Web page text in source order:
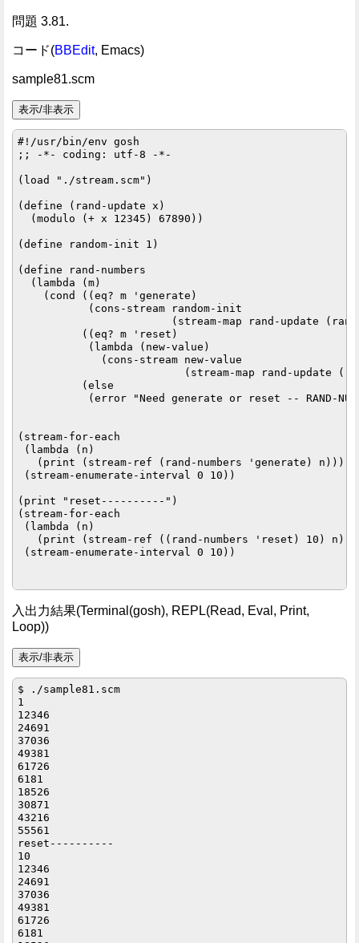
問題 3.81.
コード(BBEdit, Emacs)
sample81.scm
#!/usr/bin/env gosh
;; -*- coding: utf-8 -*-
(load "./stream.scm")
(define (rand-update x)
  (modulo (+ x 12345) 67890))
(define random-init 1)
(define rand-numbers
  (lambda (m)
    (cond ((eq? m 'generate)
           (cons-stream random-init
(stream-map rand-update
          ((eq? m 'reset)
           (lambda (new-value)
             (cons-stream new-value
(stream-map rand-update
          (else
(error "Need generate or reset -- RAND-
(stream-for-each
(lambda (n)
   (print (stream-ref (rand-numbers 'generate) n)))
(stream-enumerate-interval 0 10))
(print "reset----------")
(stream-for-each
(lambda (n)
   (print (stream-ref ((rand-numbers 'reset) 10) n)))
(stream-enumerate-interval 0 10))
入出力結果(Terminal(gosh), REPL(Read, Eval, Print,
Loop))
$ ./sample81.scm
1
12346
24691
37036
49381
61726
6181
18526
30871
43216
55561
reset----------
10
12346
24691
37036
49381
61726
6181